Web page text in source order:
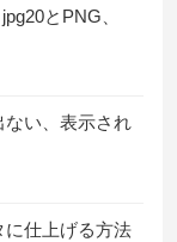
とPNG、
ない、表示され
に仕上げる方法